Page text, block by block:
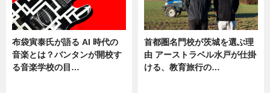
布袋寅泰氏が語る AI 時代の
音楽とは？バンタンが開校す
る音楽学校の目…
首都圏名門校が茨城を選ぶ理
由 アーストラベル水戸が仕掛
ける、教育旅行の…